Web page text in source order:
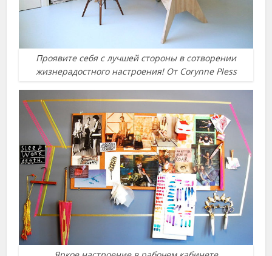
Проявите себя с лучшей стороны в сотворении
жизнерадостного настроения! От Corynne Pless